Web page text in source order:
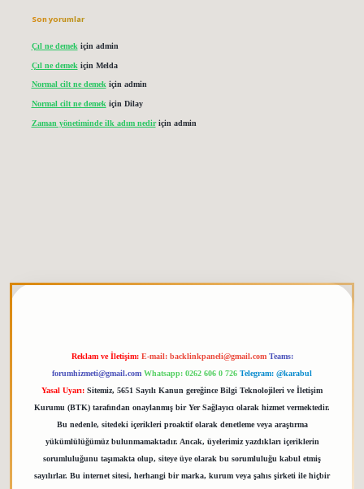
Son yorumlar
Çıl ne demek için admin
Çıl ne demek için Melda
Normal cilt ne demekiçin admin
Normal cilt ne demek için Dilay
Zaman yönetiminde ilk adım nediriçin admin
Reklam ve İletişim: E-mail: backlinkpaneli@gmail.com Teams:
forumhizmeti@gmail.com Whatsapp: 0262 606 0 726 Telegram: @karabul
Yasal Uyarı: Sitemiz, 5651 Sayılı Kanun gereğince Bilgi Teknolojileri ve İletişim
Kurumu (BTK) tarafından onaylanmış bir Yer Sağlayıcı olarak hizmet vermektedir.
Bu nedenle, sitedeki içerikleri proaktif olarak denetleme veya araştırma
yükümlülüğümüz bulunmamaktadır. Ancak, üyelerimiz yazdıkları içeriklerin
sorumluluğunu taşımakta olup, siteye üye olarak bu sorumluluğu kabul etmiş
sayılırlar. Bu internet sitesi, herhangi bir marka, kurum veya şahıs şirketi ile hiçbir